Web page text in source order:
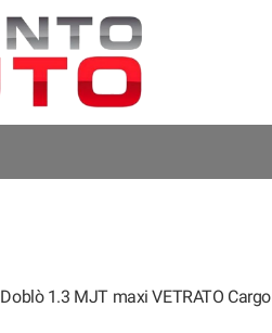
Doblò 1.3 MJT maxi VETRATO Cargo